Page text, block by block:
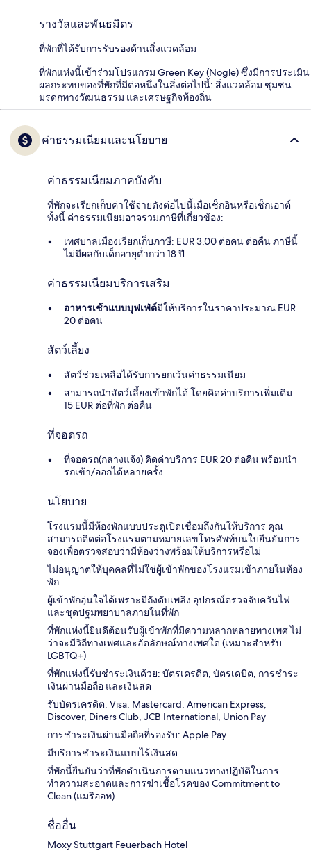
รางวัลและพันธมิตร
ที่พักที่ได้รับการรับรองด้านสิ่งแวดล้อม
ที่พักแห่งนี้เข้าร่วมโปรแกรม Green Key (Nogle) ซึ่งมีการประเมิน
ผลกระทบของที่พักที่มีต่อหนึ่งในสิ่งต่อไปนี้: สิ่งแวดล้อม ชุมชน
มรดกทางวัฒนธรรม และเศรษฐกิจท้องถิ่น
ค่าธรรมเนียมและนโยบาย
ค่าธรรมเนียมภาคบังคับ
ที่พักจะเรียกเก็บค่าใช้จ่ายดังต่อไปนี้เมื่อเช็กอินหรือเช็กเอาต์
ทั้งนี้ ค่าธรรมเนียมอาจรวมภาษีที่เกี่ยวข้อง:
เทศบาลเมืองเรียกเก็บภาษี: EUR 3.00 ต่อคน ต่อคืน ภาษีนี้
ไม่มีผลกับเด็กอายุต่ำกว่า 18 ปี
ค่าธรรมเนียมบริการเสริม
อาหารเช้าแบบบุฟเฟ่ต์มีให้บริการในราคาประมาณ EUR
20 ต่อคน
สัตว์เลี้ยง
สัตว์ช่วยเหลือได้รับการยกเว้นค่าธรรมเนียม
สามารถนำสัตว์เลี้ยงเข้าพักได้ โดยคิดค่าบริการเพิ่มเติม
15 EUR ต่อที่พัก ต่อคืน
ที่จอดรถ
ที่จอดรถ(กลางแจ้ง) คิดค่าบริการ EUR 20 ต่อคืน พร้อมนำ
รถเข้า/ออกได้หลายครั้ง
นโยบาย
โรงแรมนี้มีห้องพักแบบประตูเปิดเชื่อมถึงกันให้บริการ คุณ
สามารถติดต่อโรงแรมตามหมายเลขโทรศัพท์บนใบยืนยันการ
จองเพื่อตรวจสอบว่ามีห้องว่างพร้อมให้บริการหรือไม่
ไม่อนุญาตให้บุคคลที่ไม่ใช่ผู้เข้าพักของโรงแรมเข้าภายในห้อง
พัก
ผู้เข้าพักอุ่นใจได้เพราะมีถังดับเพลิง อุปกรณ์ตรวจจับควันไฟ
และชุดปฐมพยาบาลภายในที่พัก
ที่พักแห่งนี้ยินดีต้อนรับผู้เข้าพักที่มีความหลากหลายทางเพศ ไม่
ว่าจะมีวิถีทางเพศและอัตลักษณ์ทางเพศใด (เหมาะสำหรับ
LGBTQ+)
ที่พักแห่งนี้รับชำระเงินด้วย: บัตรเครดิต, บัตรเดบิต, การชำระ
เงินผ่านมือถือ และเงินสด
รับบัตรเครดิต: Visa, Mastercard, American Express,
Discover, Diners Club, JCB International, Union Pay
การชำระเงินผ่านมือถือที่รองรับ: Apple Pay
มีบริการชำระเงินแบบไร้เงินสด
ที่พักนี้ยืนยันว่าที่พักดำเนินการตามแนวทางปฏิบัติในการ
ทำความสะอาดและการฆ่าเชื้อโรคของ Commitment to
Clean (แมริออท)
ชื่ออื่น
Moxy Stuttgart Feuerbach Hotel